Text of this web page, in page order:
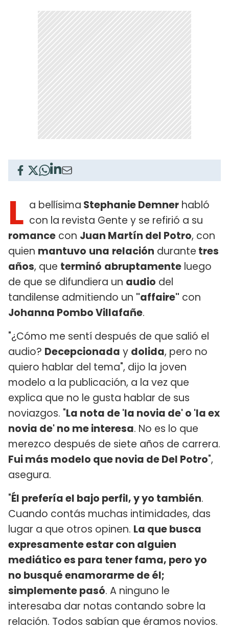
L a bellísima Stephanie Demner habló
con la revista Gente y se refirió a su
romance con Juan Martín del Potro, con
quien mantuvo una relación durante tres
años, que terminó abruptamente luego
de que se difundiera un audio del
tandilense admitiendo un "affaire" con
Johanna Pombo Villafañe.
"¿Cómo me sentí después de que salió el
audio? Decepcionada y dolida, pero no
quiero hablar del tema", dijo la joven
modelo a la publicación, a la vez que
explica que no le gusta hablar de sus
noviazgos. "La nota de 'la novia de' o 'la ex
novia de' no me interesa. No es lo que
merezco después de siete años de carrera.
Fui más modelo que novia de Del Potro",
asegura.
"Él prefería el bajo perfil, y yo también.
Cuando contás muchas intimidades, das
lugar a que otros opinen. La que busca
expresamente estar con alguien
mediático es para tener fama, pero yo
no busqué enamorarme de él;
simplemente pasó. A ninguno le
interesaba dar notas contando sobre la
relación. Todos sabían que éramos novios.